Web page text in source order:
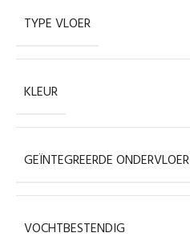
TYPE VLOER
KLEUR
GEÏNTEGREERDE ONDERVLOER
VOCHTBESTENDIG